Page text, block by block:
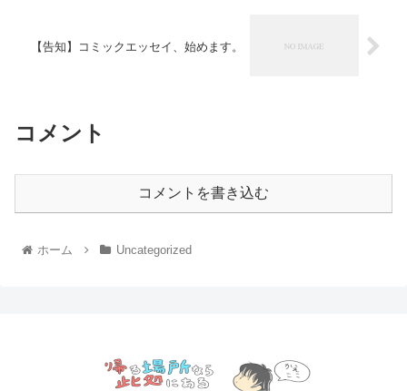
【告知】コミックエッセイ、始めます。
コメント
コメントを書き込む
ホーム Uncategorized